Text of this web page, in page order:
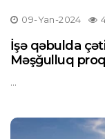
09-Yan-2024
İşə qəbulda
Məşğulluq
...